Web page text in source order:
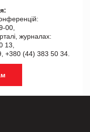
00,
журналах:
13,
+380 (44) 383 50 34.